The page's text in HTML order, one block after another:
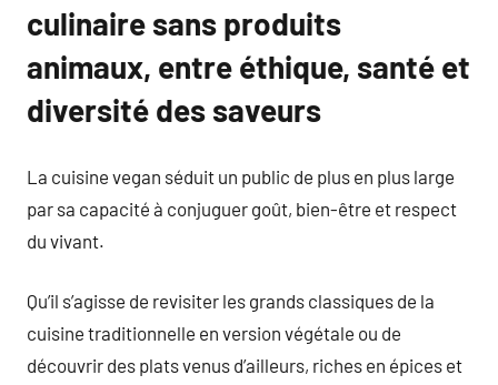
culinaire sans produits
animaux, entre éthique, santé et
diversité des saveurs
La cuisine vegan séduit un public de plus en plus large
par sa capacité à conjuguer goût, bien-être et respect
du vivant.
Qu’il s’agisse de revisiter les grands classiques de la
cuisine traditionnelle en version végétale ou de
découvrir des plats venus d’ailleurs, riches en épices et